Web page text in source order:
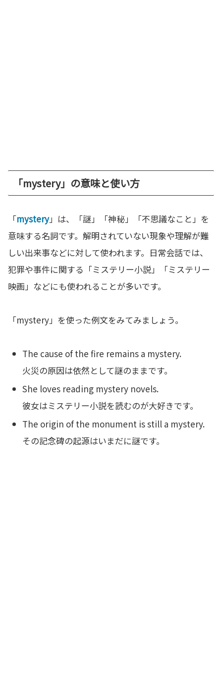
「mystery」の意味と使い方
「mystery」は、「謎」「神秘」「不思議なこと」を
意味する名詞です。解明されていない現象や理解が難
しい出来事などに対して使われます。日常会話では、
犯罪や事件に関する「ミステリー小説」「ミステリー
映画」などにも使われることが多いです。
「mystery」を使った例文をみてみましょう。
The cause of the fire remains a mystery.
火災の原因は依然として謎のままです。
She loves reading mystery novels.
彼女はミステリー小説を読むのが大好きです。
The origin of the monument is still a mystery.
その記念碑の起源はいまだに謎です。